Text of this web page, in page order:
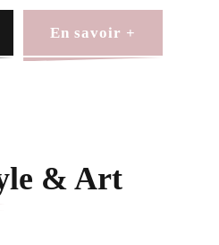
En savoir +
& Art